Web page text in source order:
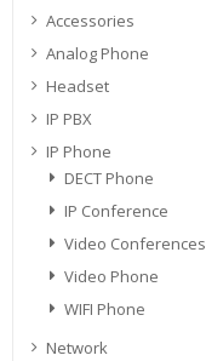
Accessories
Analog Phone
Headset
IP PBX
IP Phone
DECT Phone
IP Conference
Video Conferences
Video Phone
WIFI Phone
Network